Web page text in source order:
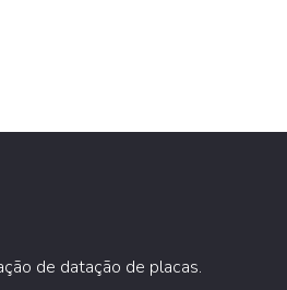
de datação de placas.